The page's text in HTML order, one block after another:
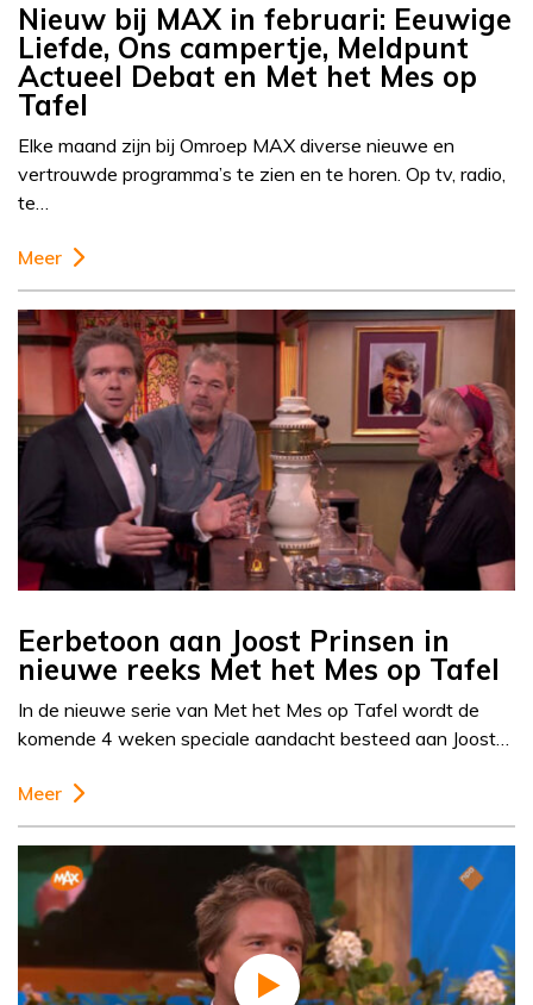
Nieuw bij MAX in februari: Eeuwige
Liefde, Ons campertje, Meldpunt
Actueel Debat en Met het Mes op
Tafel
Elke maand zijn bij Omroep MAX diverse nieuwe en
vertrouwde programma’s te zien en te horen. Op tv, radio,
te…
Meer
Eerbetoon aan Joost Prinsen in
nieuwe reeks Met het Mes op Tafel
In de nieuwe serie van Met het Mes op Tafel wordt de
komende 4 weken speciale aandacht besteed aan Joost…
Meer